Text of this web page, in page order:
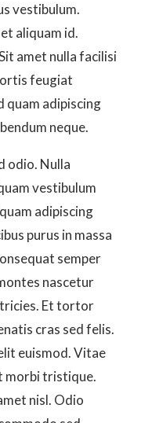
vestibulum.
aliquam id.
amet nulla facilisi
feugiat
quam adipiscing
neque.
odio. Nulla
vestibulum
adipiscing
purus in massa
semper
nascetur
Et tortor
cras sed felis.
euismod. Vitae
morbi tristique.
nisl. Odio